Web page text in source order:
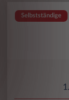
Selbstständige